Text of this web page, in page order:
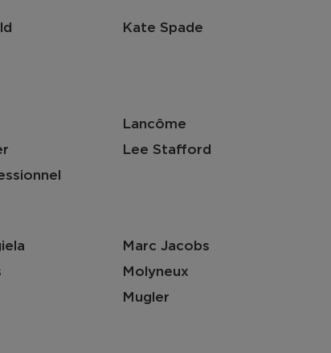
Kate Spade
Lancôme
Lee Stafford
Marc Jacobs
Molyneux
Mugler